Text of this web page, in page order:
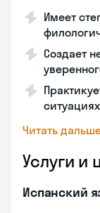
Имеет
Создает
ситуациях
Читать
Услуги и
Испанский